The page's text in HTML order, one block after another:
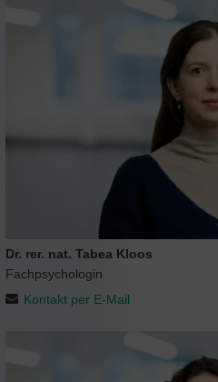
Dr. rer. nat. Tabea Kloos
Fachpsychologin
Kontakt per E-Mail